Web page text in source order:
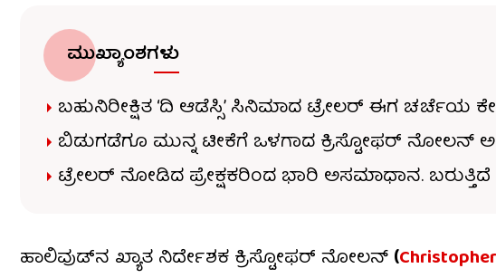
ಮುಖ್ಯಾಂಶಗಳು
ಬಹುನಿರೀಕ್ಷಿತ ‘ದಿ ಆಡೆಸ್ಸಿ’ ಸಿನಿಮಾದ ಟ್ರೇಲರ್‌ ಈಗ ಚರ್ಚೆಯ
ಬಿಡುಗಡೆಗೂ ಮುನ್ನ ಟೀಕೆಗೆ ಒಳಗಾದ ಕ್ರಿಸ್ಟೋಫರ್ ನೋಲನ್
ಟ್ರೇಲರ್ ನೋಡಿದ ಪ್ರೇಕ್ಷಕರಿಂದ ಭಾರಿ ಅಸಮಾಧಾನ.
ಹಾಲಿವುಡ್‌ನ ಖ್ಯಾತ ನಿರ್ದೇಶಕ ಕ್ರಿಸ್ಟೋಫರ್ ನೋಲನ್ (